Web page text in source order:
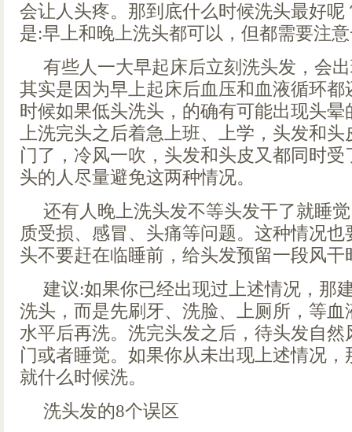
会让人头疼。那到底什么时候洗头最好呢
是:早上和晚上洗头都可以，但都需要注
有些人一大早起床后立刻洗头发，会
其实是因为早上起床后血压和血液循环
时候如果低头洗头，的确有可能出现头
上洗完头之后着急上班、上学，头发和
门了，冷风一吹，头发和头皮又都同时
头的人尽量避免这两种情况。
还有人晚上洗头发不等头发干了就睡
质受损、感冒、头痛等问题。这种情况
头不要赶在临睡前，给头发预留一段风干
建议:如果你已经出现过上述情况，那
洗头，而是先刷牙、洗脸、上厕所，等
水平后再洗。洗完头发之后，待头发自
门或者睡觉。如果你从未出现上述情况
就什么时候洗。
洗头发的8个误区